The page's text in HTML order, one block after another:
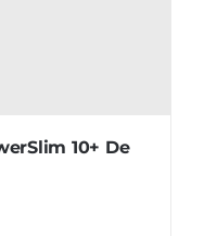
10+ De